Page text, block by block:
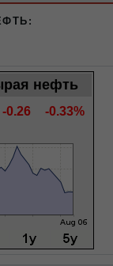
нефть
0.26 -0.33%